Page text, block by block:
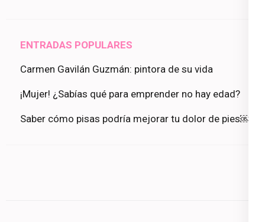
ENTRADAS POPULARES
Carmen Gavilán Guzmán: pintora de su vida
¡Mujer! ¿Sabías qué para emprender no hay edad?
Saber cómo pisas podría mejorar tu dolor de pies￼